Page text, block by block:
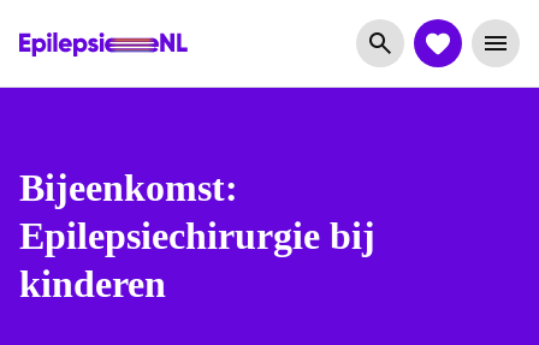
Bijeenkomst:
Epilepsiechirurgie bij
kinderen